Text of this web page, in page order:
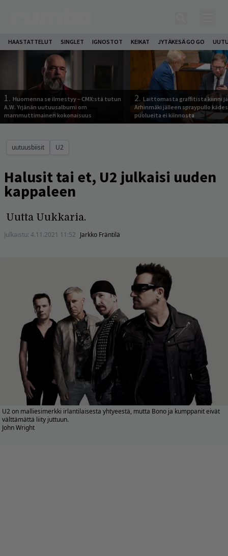
HAASTATTELUT SINGLET IGNOSTOT KEIKAT JYTÄKESÄ GO GO
1. Huomenna se ilmestyy – CMX:stä tutun
A.W. Yrjänän uutuusalbumi om
mammuttimainen kokonaisuus
2. Laittomasta graffitista kiinni
Arhinmäki jälleen spraypullo
puolueita ei kiinnosta
uutuusbiisit U2
Halusit tai et, U2 julkaisi uuden
kappaleen
Uutta Uukkaria.
Julkaistu: 4.11.2021 11:52 Jarkko Fräntilä
U2 on malliesimerkki irlantilaisesta yhtyeestä, mutta Bono ja kumppanit eivät
välttämättä liity juttuun.
John Wright